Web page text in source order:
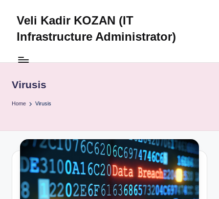
Veli Kadir KOZAN (IT
Infrastructure Administrator)
Virusis
Home Virusis